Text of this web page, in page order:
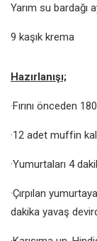
Yarım su bardağı
9 kaşık krema
Hazırlanışı;
·Fırını önceden
·12 adet muffin
·Yumurtaları 4
·Çırpılan
dakika yavaş